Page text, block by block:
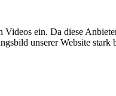
ein. Da diese
unserer Website